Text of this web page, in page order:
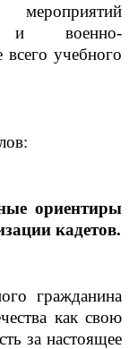
мероприятий
и военно-
всего учебного
ориентиры
кадетов.
гражданина
как свою
за настоящее